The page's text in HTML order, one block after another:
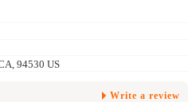
CA, 94530 US
Write a review